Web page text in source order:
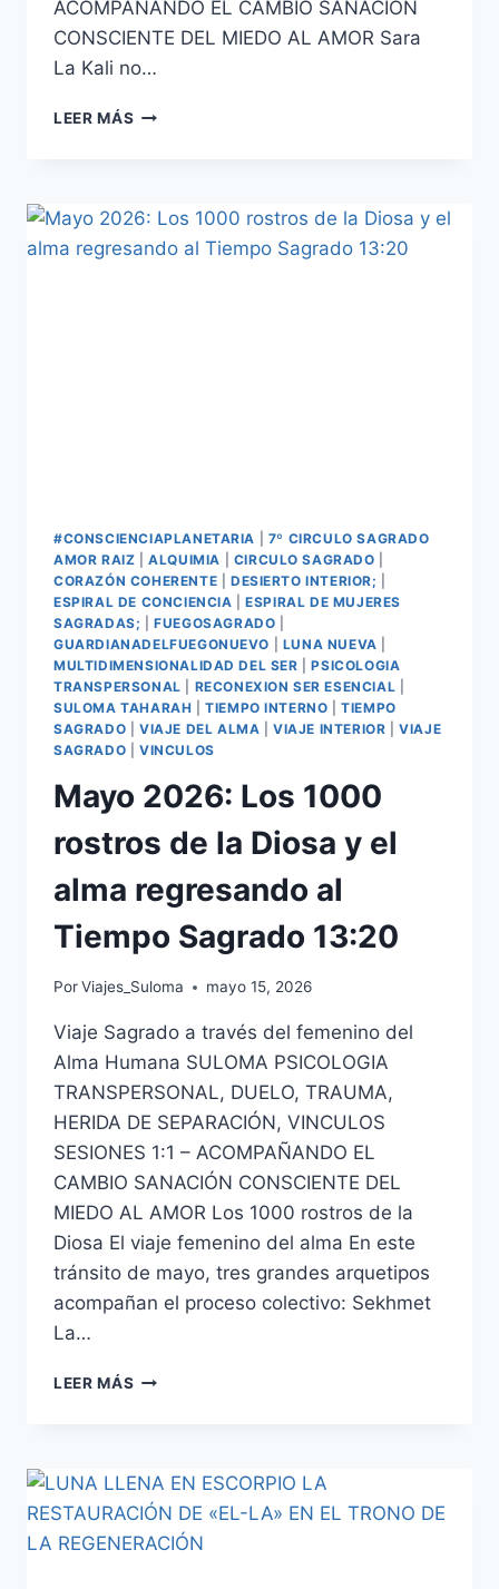
ACOMPAÑANDO EL CAMBIO SANACIÓN
CONSCIENTE DEL MIEDO AL AMOR Sara
La Kali no…
LEER MÁS
#CONSCIENCIAPLANETARIA
7º CIRCULO SAGRADO
AMOR RAIZ |ALQUIMIA CIRCULO SAGRADO
CORAZÓN COHERENTE
DESIERTO INTERIOR;
ESPIRAL DE CONCIENCIA |ESPIRAL DE MUJERES
SAGRADAS; |FUEGOSAGRADO
GUARDIANADELFUEGONUEVO
LUNA NUEVA
MULTIDIMENSIONALIDAD DEL SER |PSICOLOGIA
TRANSPERSONAL
RECONEXION SER ESENCIAL
SULOMA TAHARAH |TIEMPO INTERNO |TIEMPO
SAGRADO
VIAJE DEL ALMA |VIAJE INTERIOR |VIAJE
SAGRADO
VINCULOS
Mayo 2026: Los 1000
rostros de la Diosa y el
alma regresando al
Tiempo Sagrado 13:20
PorViajes_Suloma mayo 15, 2026
Viaje Sagrado a través del femenino del
Alma Humana SULOMA PSICOLOGIA
TRANSPERSONAL, DUELO, TRAUMA,
HERIDA DE SEPARACIÓN, VINCULOS
SESIONES 1:1 – ACOMPAÑANDO EL
CAMBIO SANACIÓN CONSCIENTE DEL
MIEDO AL AMOR Los 1000 rostros de la
Diosa El viaje femenino del alma En este
tránsito de mayo, tres grandes arquetipos
acompañan el proceso colectivo: Sekhmet
La…
LEER MÁS